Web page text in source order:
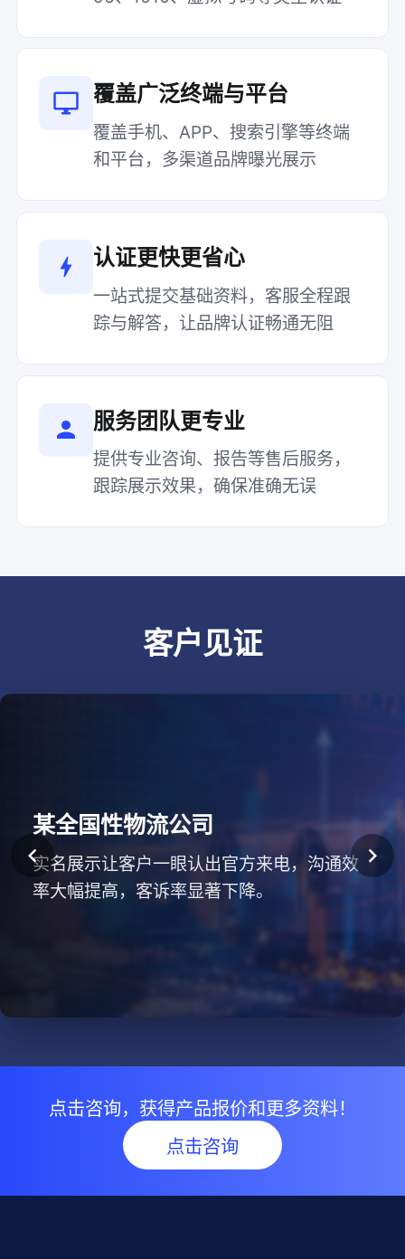
覆盖广泛终端与平台
覆盖手机、APP、搜索引擎等终端
和平台，多渠道品牌曝光展示
认证更快更省心
一站式提交基础资料，客服全程跟
踪与解答，让品牌认证畅通无阻
服务团队更专业
提供专业咨询、报告等售后服务，
跟踪展示效果，确保准确无误
客户见证
自启用号码认证服务以来，快递员外呼电话
接通率显著提升，有效减少了身份验证所需
时间，进而推动配送进程加快，整体配送效
某大型保险公司
自启用号码认证后，客户对来电的信任度明
显上升，有效接通率大幅增长，业务营销转
化率显著优化。
某知名互联网企业
通过号码认证，企业外呼形象更加专业，客
户拒接率降低，有效提升了品牌形象和客户
满意度。
某全国性物流公司
实名展示让客户一眼认出官方来电，沟通效
率大幅提高，客诉率显著下降。
某头部教育机构
招生外呼接通率提升显著，学员和家长的信
任感增强，课程咨询量和转化率双双提升。
某大型商业银行
官方认证号码有效防范了仿冒诈骗，保障了
客户资金安全，提升了金融服务的可靠性。
点击咨询，获得产品报价和更多资料！
点击咨询